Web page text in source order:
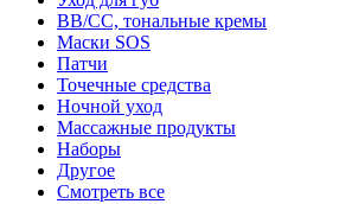
BB/CC, тональные кремы
Маски SOS
Патчи
Точечные средства
Ночной уход
Массажные продукты
Наборы
Другое
Смотреть все